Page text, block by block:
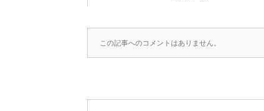
この記事へのコメントはありません。